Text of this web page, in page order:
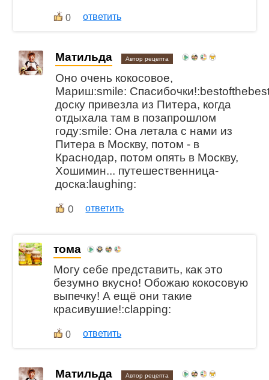
0 ответить
Матильда Автор рецепта
Оно очень кокосовое,
Мариш:smile:
доску привезла из Питера, когда
отдыхала там в позапрошлом
году:smile: Она летала с нами из
Питера в Москву, потом - в
Краснодар, потом опять в Москву,
Хошимин... путешественница-
доска:laughing:
0 ответить
тома
Могу себе представить, как это
безумно вкусно! Обожаю кокосовую
выпечку! А ещё они такие
красивушие!:clapping:
0 ответить
Матильда Автор рецепта